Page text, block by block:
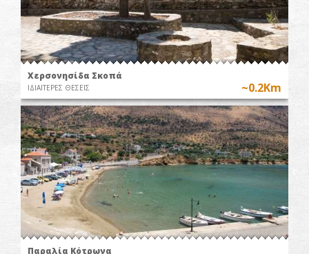
Χερσονησίδα Σκοπά
ΙΔΙΑΙΤΕΡΕΣ ΘΕΣΕΙΣ ~0.2Km
Παραλία Κότρωνα